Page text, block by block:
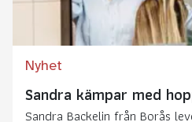
Nyhet
Sandra kämpar med
Sandra Backelin från Borås